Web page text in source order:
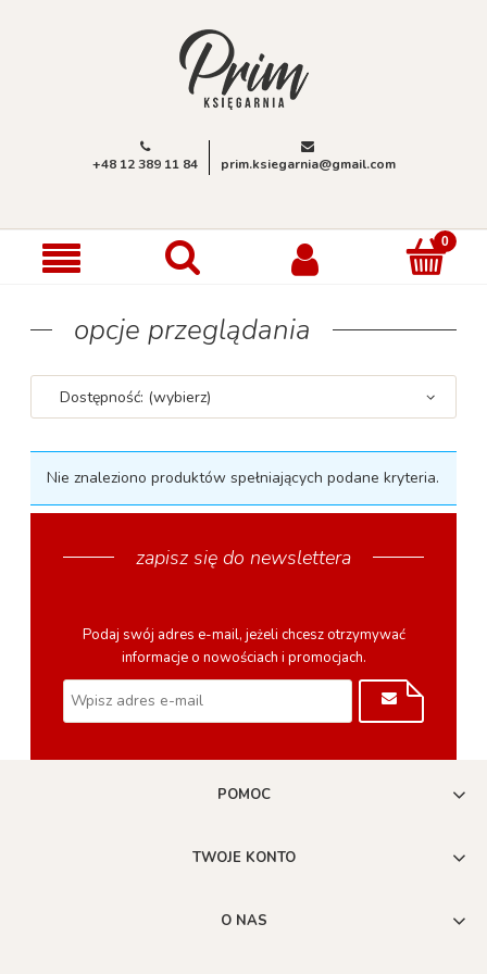
+48 12 389 11 84 prim.ksiegarnia@gmail.com
opcje przeglądania
Dostępność: (wybierz)
Nie znaleziono produktów spełniających podane kryteria.
zapisz się do newslettera
Podaj swój adres e-mail, jeżeli chcesz otrzymywać
informacje o nowościach i promocjach.
POMOC
TWOJE KONTO
O NAS